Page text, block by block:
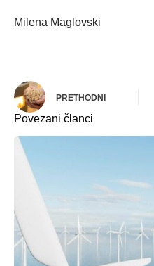
Milena Maglovski
PRETHODNI
Povezani članci